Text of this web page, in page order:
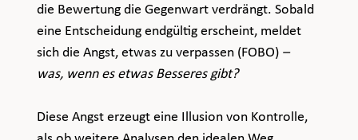
die Bewertung die Gegenwart verdrängt. Sobald
eine Entscheidung endgültig erscheint, meldet
sich die Angst, etwas zu verpassen (FOBO) –
was, wenn es etwas Besseres gibt?
Diese Angst erzeugt eine Illusion von Kontrolle,